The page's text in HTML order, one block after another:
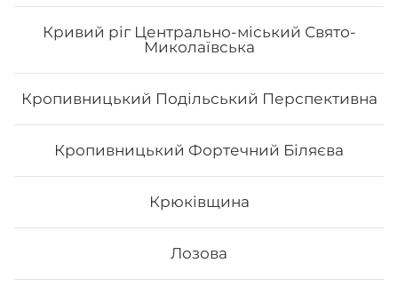
Кривий ріг Центрально-міський Свято-
Миколаївська
Кропивницький Подільський Перспективна
Кропивницький Фортечний Біляєва
Крюківщина
Лозова
Вага: 1090 г Склад: філа з лососесм ½, філа з тунцем ½,
філа з копч.лососем ½, філа з вугрем ½, філа з
тигровою креветкою ½, філа сезам ½, рол хіко мак